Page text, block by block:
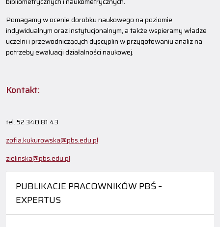
PUBLIKACJE PRACOWNIKÓW PBŚ –
EXPERTUS
Pomagamy w ocenie dorobku naukowego na poziomie
indywidualnym oraz instytucjonalnym, a także wspieramy władze
uczelni i przewodniczących dyscyplin w przygotowaniu analiz na
potrzeby ewaluacji działalności naukowej.
Kontakt:
tel. 52 340 81 43
zofia.kukurowska@pbs.edu.pl
zielinska@pbs.edu.pl